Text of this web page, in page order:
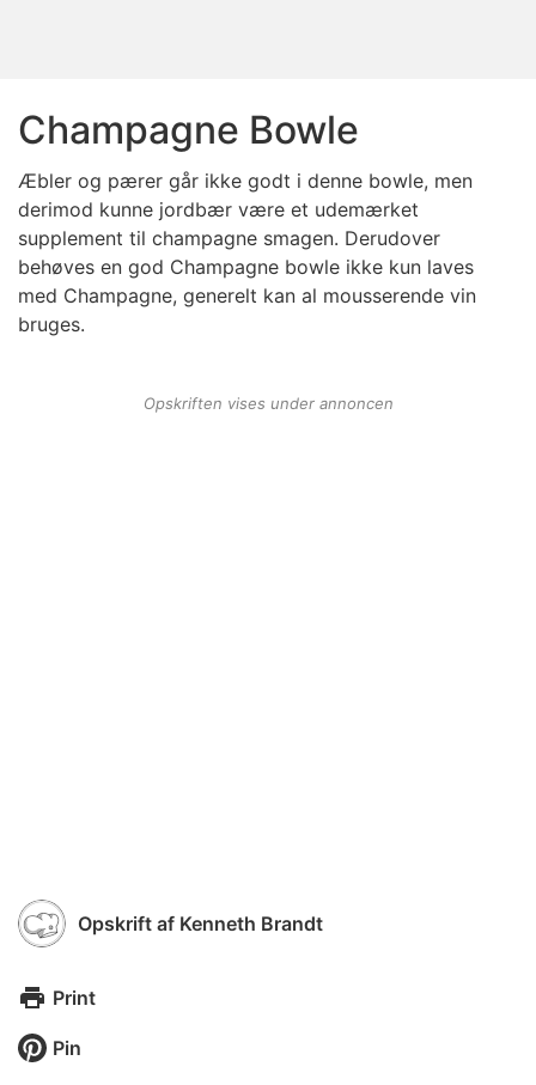
Champagne Bowle
Æbler og pærer går ikke godt i denne bowle, men
derimod kunne jordbær være et udemærket
supplement til champagne smagen. Derudover
behøves en god Champagne bowle ikke kun laves
med Champagne, generelt kan al mousserende vin
bruges.
Opskriften vises under annoncen
Opskrift af Kenneth Brandt
Print
Pin